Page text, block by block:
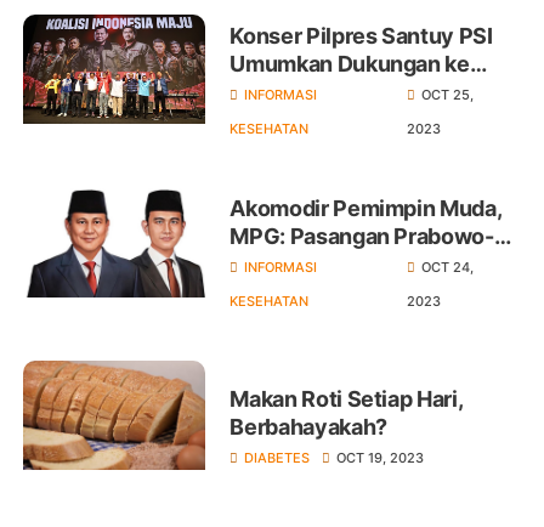
Konser Pilpres Santuy PSI
Umumkan Dukungan ke
Prabowo di Pilpres 2024
INFORMASI
KESEHATAN
OCT 25,
2023
Akomodir Pemimpin Muda,
MPG: Pasangan Prabowo-
Gibran Sangat Ideal
INFORMASI
KESEHATAN
OCT 24,
2023
Makan Roti Setiap Hari,
Berbahayakah?
DIABETES OCT 19, 2023